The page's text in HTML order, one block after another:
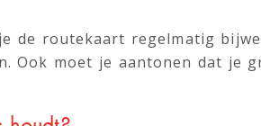
de routekaart regelmatig
Ook moet je aantonen dat je